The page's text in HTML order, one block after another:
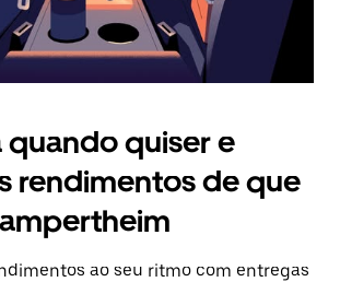
quando quiser e
rendimentos de que
ao seu ritmo com entregas